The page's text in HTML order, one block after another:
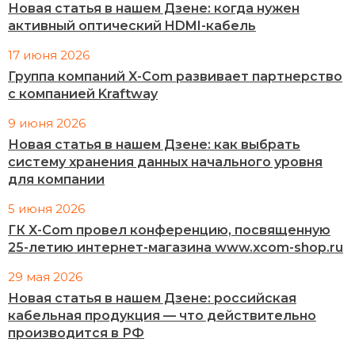
Новая статья в нашем Дзене: когда нужен
активный оптический HDMI-кабель
17 июня 2026
Группа компаний X-Com развивает партнерство
с компанией Kraftway
9 июня 2026
Новая статья в нашем Дзене: как выбрать
систему хранения данных начального уровня
для компании
5 июня 2026
ГК X-Com провел конференцию, посвященную
25-летию интернет-магазина www.xcom-shop.ru
29 мая 2026
Новая статья в нашем Дзене: российская
кабельная продукция — что действительно
производится в РФ